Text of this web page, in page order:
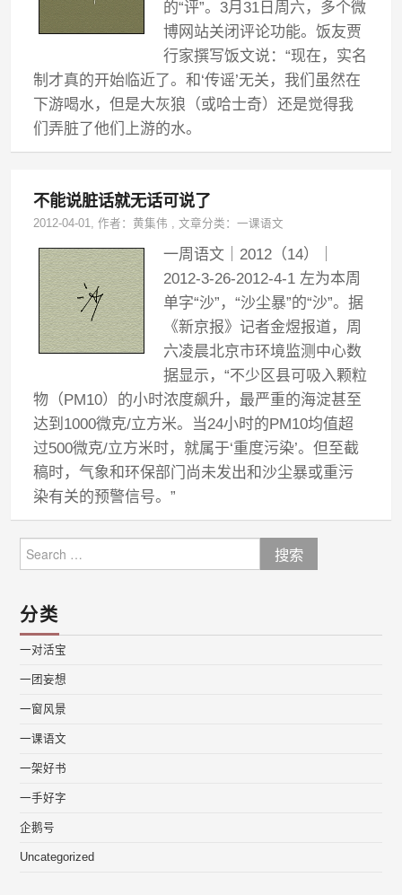
的“评”。3月31日周六，多个微
博网站关闭评论功能。饭友贾
行家撰写饭文说：“现在，实名
制才真的开始临近了。和‘传谣’无关，我们虽然在
下游喝水，但是大灰狼（或哈士奇）还是觉得我
们弄脏了他们上游的水。
不能说脏话就无话可说了
2012-04-01, 作者：黄集伟 ,文章分类：一课语文
一周语文｜2012（14）｜
2012-3-26-2012-4-1 左为本周
单字“沙”，“沙尘暴”的“沙”。据
《新京报》记者金煜报道，周
六凌晨北京市环境监测中心数
据显示，“不少区县可吸入颗粒
物（PM10）的小时浓度飙升，最严重的海淀甚至
达到1000微克/立方米。当24小时的PM10均值超
过500微克/立方米时，就属于‘重度污染’。但至截
稿时，气象和环保部门尚未发出和沙尘暴或重污
染有关的预警信号。”
for:
分类
一对活宝
一团妄想
一窗风景
一课语文
一架好书
一手好字
企鹅号
Uncategorized